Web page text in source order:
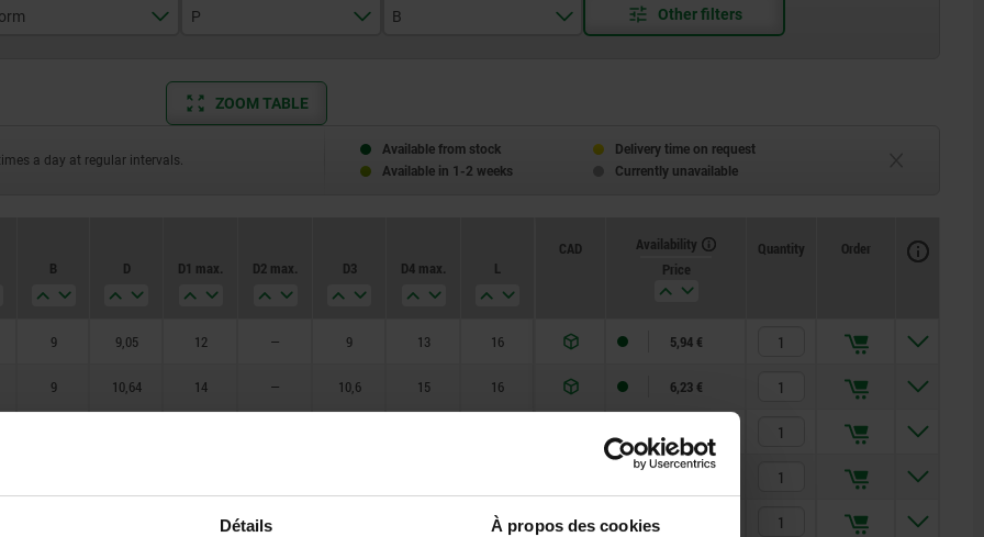
Détails À propos des cookies
P B
ZOOM TABLE
a day at regular intervals.
Available from stock
Delivery time on request
Available in 1-2 weeks
Currently unavailable
B D D1 max. D2 max. D3 D4 max. L
CAD
Availability
Price
Quantity Order
9 9,05 12 — 9 13 16 5,94 €
9 10,64 14 — 10,6 15 16 6,23 €
3 16